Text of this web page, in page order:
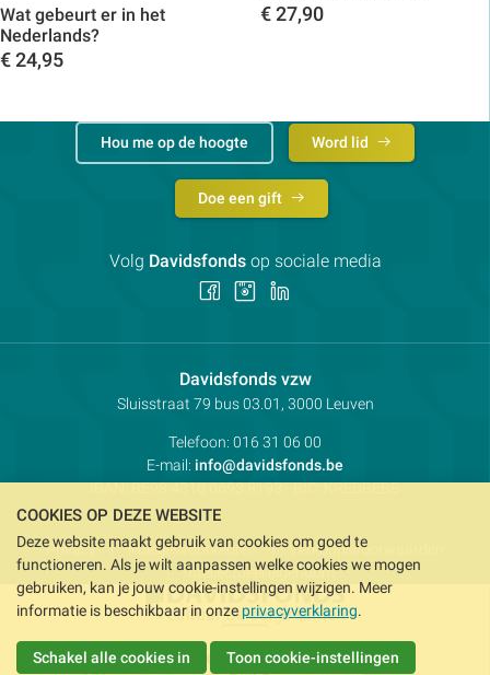
Wat gebeurt er in het
Nederlands?
€ 24,95
€ 27,90
Davidsfonds vzwContactpersoon:
Adres:
Sluisstraat 79 bus 03.01, 3000 Leuven
Telefoon: 016 31 06 00
E-mail: info@davidsfonds.be
IBAN:BE98 4310 0693 8193- BIC:KREDBEBB
Privacy Koekjesvoorkeuren
Verkoopsvoorwaarden
Intellectueel eigendom
Hou me op de hoogte Word lid
Doe een gift
Volg Davidsfondsop sociale media
Volg Volg
COOKIES OP DEZE WEBSITE
Deze website maakt gebruik van cookies om goed te
functioneren. Als je wilt aanpassen welke cookies we mogen
gebruiken, kan je jouw cookie-instellingen wijzigen. Meer
informatie is beschikbaar in onzeprivacyverklaring.
Schakel alle cookies in Toon cookie-instellingen